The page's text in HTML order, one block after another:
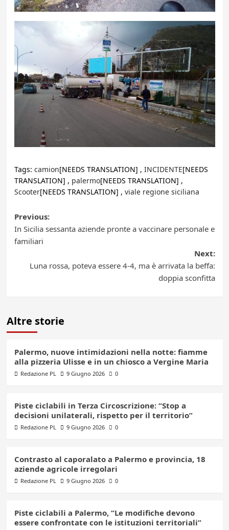
Tags: camion[NEEDS TRANSLATION] , INCIDENTE[NEEDS
TRANSLATION] , palermo[NEEDS TRANSLATION] ,
Scooter[NEEDS TRANSLATION] , viale regione siciliana
Post
navigation
Previous:
In Sicilia sessanta aziende pronte a vaccinare personale e
familiari
Next:
Luna rossa, poteva essere 4-4, ma è arrivata la beffa:
doppia sconfitta
Altre storie
Palermo, nuove intimidazioni nella notte: fiamme
alla pizzeria Ulisse e in un chiosco a Vergine Maria
Redazione PL 9 Giugno 2026 0
Piste ciclabili in Terza Circoscrizione: “Stop a
decisioni unilaterali, rispetto per il territorio”
Redazione PL 9 Giugno 2026 0
Contrasto al caporalato a Palermo e provincia, 18
aziende agricole irregolari
Redazione PL 9 Giugno 2026 0
Piste ciclabili a Palermo, “Le modifiche devono
essere confrontate con le istituzioni territoriali”